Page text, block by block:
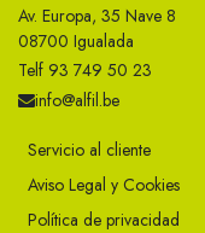
Av. Europa, 35 Nave 8
08700 Igualada
Telf 93 749 50 23
info@alfil.be
Servicio al cliente
Aviso Legal y Cookies
Política de privacidad